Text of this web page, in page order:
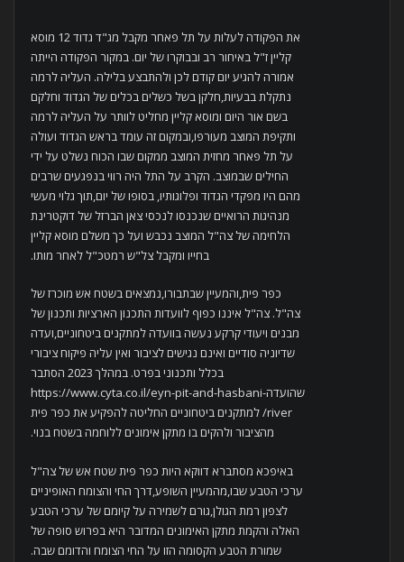
את הפקודה לעלות על תל פאחר מקבל מג"ד גדוד 12 מוסא
קליין ז"ל באיחור רב ובבוקרו של יום. במקור הפקודה הייתה
אמורה להגיע יום קודם לכן ולהתבצע בלילה. העליה לרמה
נתקלת בבעיות,חלקן בשל כשלים בכלים של הגדוד וחלקם
בשם אור היום ומוסא קליין מחליט לוותר על העליה לרמה
ותקיפת המוצב מעורפו,ובמקום זה עומד בראש הגדוד ועולה
על תל פאחר מחזית המוצב ממקום שבו הכוח נשלט על ידי
החילים שבמוצב. הקרב על התל היה רווי בנפגעים שרבים
מהם היו מפקדי הגדוד ופלוגותיו, בסופו של יום,תוך גלוי מעשי
מנהיגות הרואיים שנכנסו לנכסי צאן הברזל של דוקטרינת
הלחימה של צה"ל המוצב נכבש ועל כך משלם מוסא קליין
בחייו ומקבל צל"ש רמטכ"ל לאחר מותו.
כפר פית,והמעיין שבתבורו,נמצאים בשטח אש מוכרז של
צה"ל. צה"ל איננו כפוף לוועדות התכנון הארציות ותכנון של
מבנים ויעודי קרקע נעשה בוועדה למתקנים ביטחוניים,ועדה
שדיוניה סודיים ואינם נגישים לציבור ואין עליה פיקוח ציבורי
בכלל ותכנוני בפרט. במהלך 2023 הסתבר
שהועדהhttps://www.cyta.co.il/eyn-pit-and-hasbani-
river/ למתקנים ביטחוניים החליטה להפקיע את כפר פית
מהציבור ולהקים בו מתקן אימונים ללוחמה בשטח בנוי.
באיפכא מסתברא דווקא היות כפר פית שטח אש של צה"ל
ערכי הטבע שבו,מהמעיין השופע,דרך החי והצומח האופיניים
לצפון רמת הגולן,גורם לשמירה על קיומם של ערכי הטבע
האלה והקמת מתקן האימונים המדובר היא בפרוש סופה של
שמורת הטבע הקסומה הזו על החי הצומח והדומם שבה.